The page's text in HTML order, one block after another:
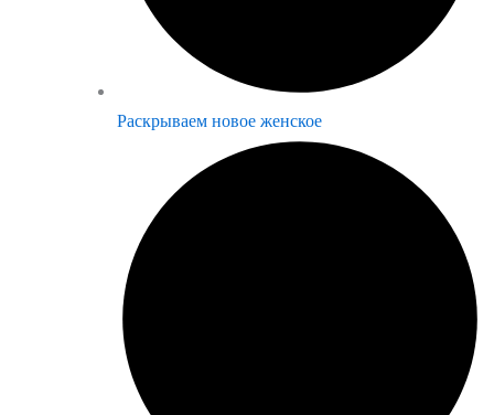
Раскрываем новое женское